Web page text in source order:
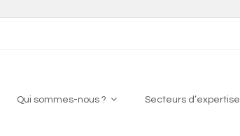
Qui sommes-nous ? Secteurs d’expertise